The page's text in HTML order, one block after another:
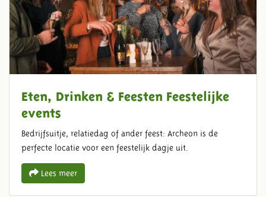
Eten, Drinken & Feesten Feestelijke
events
Bedrijfsuitje, relatiedag of ander feest: Archeon is de
perfecte locatie voor een feestelijk dagje uit.
Lees meer